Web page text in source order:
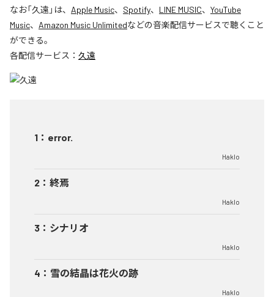
なお「久遠 」は、 Apple Music、 Spotify、 LINE MUSIC、 YouTube
Music、 Amazon Music Unlimitedなどの音楽配信サービスで聴くこと
ができる。
各配信サービス： 久遠
1 ： error.
Haklo
2 ： 終焉
Haklo
3 ： シナリオ
Haklo
4 ： 雪の結晶は花火の跡
Haklo